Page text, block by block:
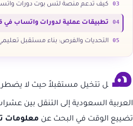
03 كيف تدعم منصة لتس بوت دورات
04 تطبيقات عملية لدورات واتساب في
05 التحديات والفرص: بناء مستقبل
ه ل تتخيل مستقبلاً حيث لا يضطر
العربية السعودية إلى التنقل بين
تضييع الوقت في البحث عن معلومات